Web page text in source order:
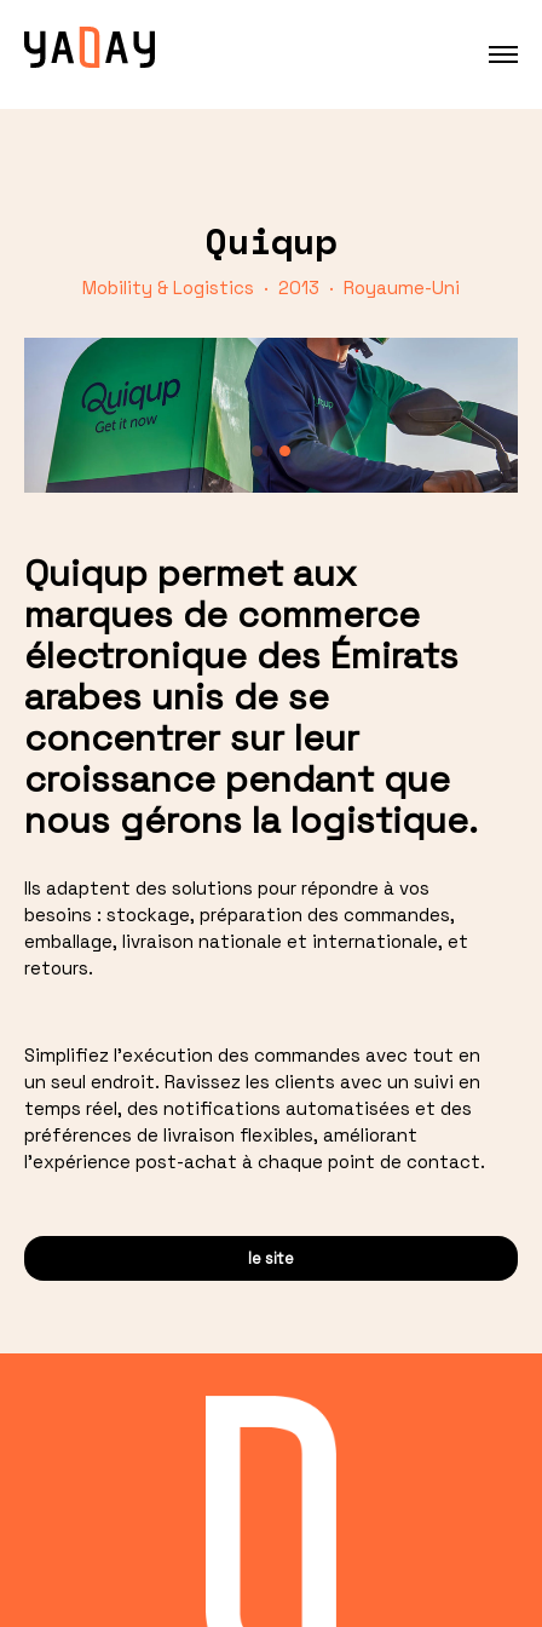
Quiqup
Mobility & Logistics · 2013 · Royaume-Uni
Quiqup permet aux
marques de commerce
électronique des Émirats
arabes unis de se
concentrer sur leur
croissance pendant que
nous gérons la logistique.
Ils adaptent des solutions pour répondre à vos
besoins : stockage, préparation des commandes,
emballage, livraison nationale et internationale, et
retours.
Simplifiez l'exécution des commandes avec tout en
un seul endroit. Ravissez les clients avec un suivi en
temps réel, des notifications automatisées et des
préférences de livraison flexibles, améliorant
l'expérience post-achat à chaque point de contact.
le site